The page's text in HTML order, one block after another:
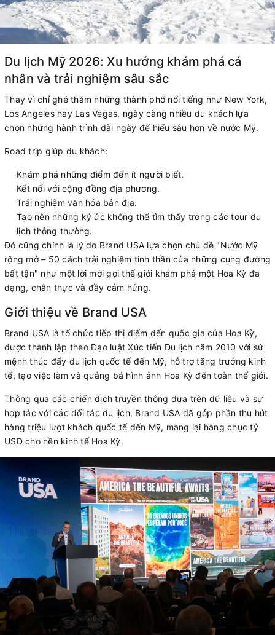
Du lịch Mỹ 2026: Xu hướng khám phá cá
nhân và trải nghiệm sâu sắc
Thay vì chỉ ghé thăm những thành phố nổi tiếng như New York,
Los Angeles hay Las Vegas, ngày càng nhiều du khách lựa
chọn những hành trình dài ngày để hiểu sâu hơn về nước Mỹ.
Road trip giúp du khách:
Khám phá những điểm đến ít người biết.
Kết nối với cộng đồng địa phương.
Trải nghiệm văn hóa bản địa.
Tạo nên những ký ức không thể tìm thấy trong các tour du
lịch thông thường.
Đó cũng chính là lý do Brand USA lựa chọn chủ đề "Nước Mỹ
rộng mở – 50 cách trải nghiệm tinh thần của những cung đường
bất tận" như một lời mời gọi thế giới khám phá một Hoa Kỳ đa
dạng, chân thực và đầy cảm hứng.
Giới thiệu về Brand USA
Brand USA là tổ chức tiếp thị điểm đến quốc gia của Hoa Kỳ,
được thành lập theo Đạo luật Xúc tiến Du lịch năm 2010 với sứ
mệnh thúc đẩy du lịch quốc tế đến Mỹ, hỗ trợ tăng trưởng kinh
tế, tạo việc làm và quảng bá hình ảnh Hoa Kỳ đến toàn thế giới.
Thông qua các chiến dịch truyền thông dựa trên dữ liệu và sự
hợp tác với các đối tác du lịch, Brand USA đã góp phần thu hút
hàng triệu lượt khách quốc tế đến Mỹ, mang lại hàng chục tỷ
USD cho nền kinh tế Hoa Kỳ.